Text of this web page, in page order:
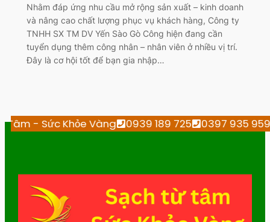
Nhằm đáp ứng nhu cầu mở rộng sản xuất – kinh doanh
và nâng cao chất lượng phục vụ khách hàng, Công ty
TNHH SX TM DV Yến Sào Gò Công hiện đang cần
tuyển dụng thêm công nhân – nhân viên ở nhiều vị trí.
Đây là cơ hội tốt để bạn gia nhập…
Tâm - Sức Khỏe Vàng 0939 189 725 0397 935 959